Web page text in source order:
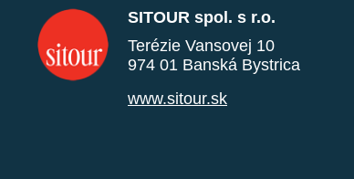
SITOUR spol. s r.o.
Terézie Vansovej 10
974 01 Banská Bystrica
www.sitour.sk